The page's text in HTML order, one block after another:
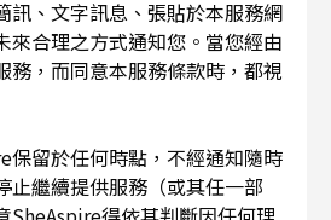
訊、文字訊息、張貼於本服務網
來合理之方式通知您。當您經由
務，而同意本服務條款時，都視
保留於任何時點，不經通知隨時
止繼續提供服務（或其任一部